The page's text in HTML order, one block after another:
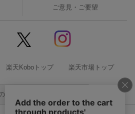
ご意見・ご要望
楽天Koboトップ 楽天市場トップ
ページの先頭に戻る